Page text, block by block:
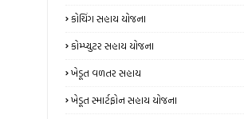
કોચિંગ સહાય યોજના
કોમ્પ્યુટર સહાય યોજના
ખેડૂત વળતર સહાય
ખેડૂત સ્માર્ટફોન સહાય યોજના